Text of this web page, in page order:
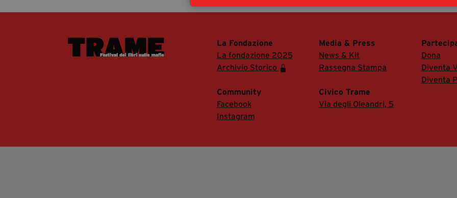
La Fondazione
La fondazione 2025
Archivio Storico
Media & Press
News & Kit
Rassegna Stampa
Dona
Diventa
Diventa
Community
Facebook
Instagram
Civico Trame
Via degli Oleandri, 5